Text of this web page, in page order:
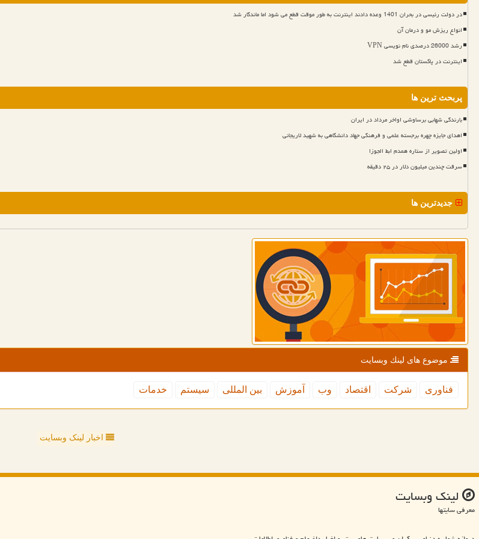
در دولت رئیسی در بحران 1401 وعده دادند اینترنت به طور موقت قطع می شود اما ماندگار شد
انواع ریزش مو و درمان آن
رشد 26000 درصدی نام نویسی VPN
اینترنت در پاکستان قطع شد
پربحث ترین ها
بارندگی شهابی برساوشی اواخر مرداد در ایران
اهدای جایزه چهره برجسته علمی و فرهنگی جهاد دانشگاهی به شهید لاریجانی
اولین تصویر از ستاره همدم ابط الجوزا
سرقت چندین میلیون دلار در ۲۵ دقیقه
جدیدترین ها
موضوع های لینك وبسایت
فناوری شركت اقتصاد وب آموزش بین المللی سیستم خدمات
اخبار لینک وبسایت
لینك وبسایت
معرفی سایتها